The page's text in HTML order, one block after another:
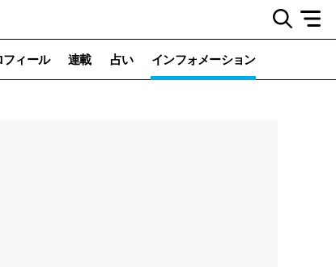
フィール 連載 占い インフォメーション